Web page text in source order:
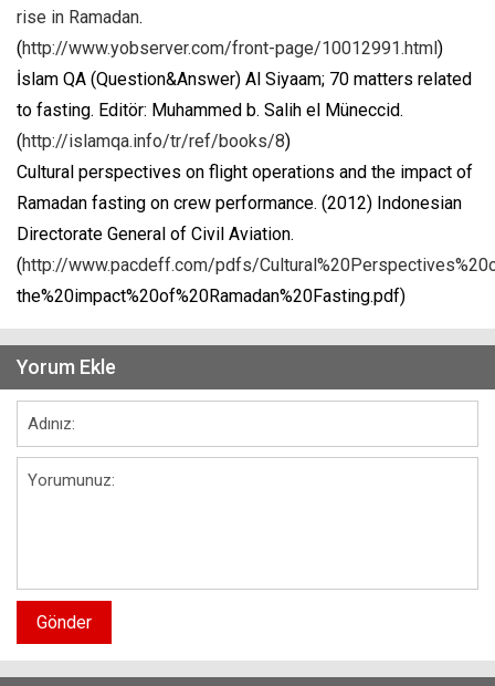
rise in Ramadan.
(http://www.yobserver.com/front-page/10012991.html)
İslam QA (Question&Answer) Al Siyaam; 70 matters related
to fasting. Editör: Muhammed b. Salih el Müneccid.
(http://islamqa.info/tr/ref/books/8)
Cultural perspectives on flight operations and the impact of
Ramadan fasting on crew performance. (2012) Indonesian
Directorate General of Civil Aviation.
(http://www.pacdeff.com/pdfs/
the%20impact%20of%20Ramadan%20Fasting.pdf)
Yorum Ekle
Gönder